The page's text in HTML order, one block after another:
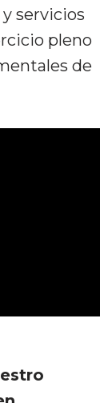
servicios
pleno
de